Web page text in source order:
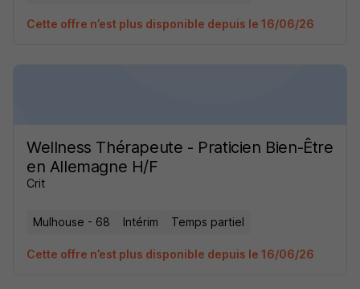
Cette offre n’est plus disponible depuis le 16/06/26
Wellness Thérapeute - Praticien Bien-Être
en Allemagne H/F
Crit
Mulhouse - 68 Intérim Temps partiel
Cette offre n’est plus disponible depuis le 16/06/26